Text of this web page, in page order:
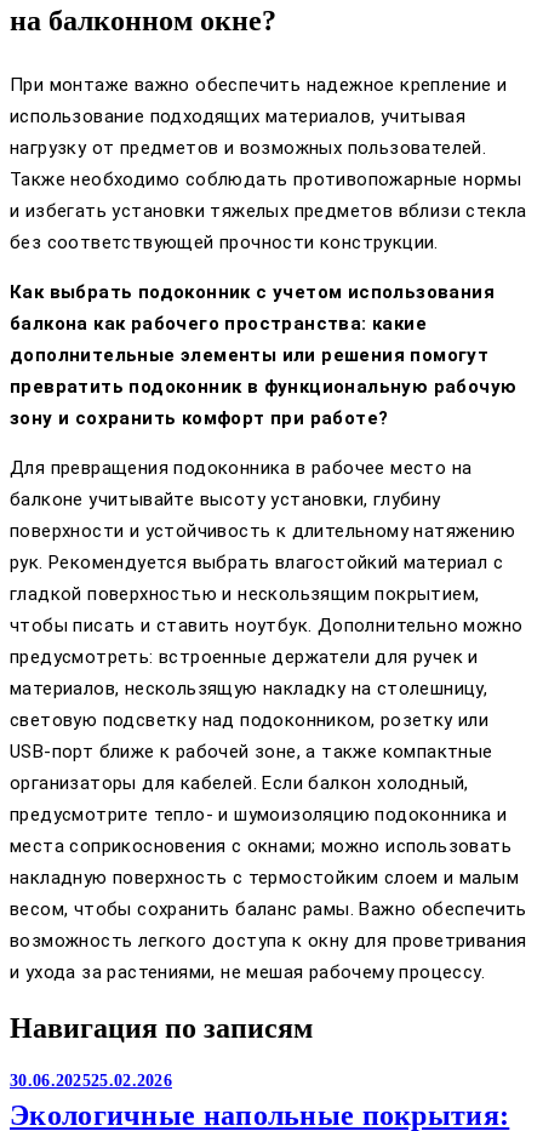
на балконном окне?
При монтаже важно обеспечить надежное крепление и
использование подходящих материалов, учитывая
нагрузку от предметов и возможных пользователей.
Также необходимо соблюдать противопожарные нормы
и избегать установки тяжелых предметов вблизи стекла
без соответствующей прочности конструкции.
Как выбрать подоконник с учетом использования
балкона как рабочего пространства: какие
дополнительные элементы или решения помогут
превратить подоконник в функциональную рабочую
зону и сохранить комфорт при работе?
Для превращения подоконника в рабочее место на
балконе учитывайте высоту установки, глубину
поверхности и устойчивость к длительному натяжению
рук. Рекомендуется выбрать влагостойкий материал с
гладкой поверхностью и нескользящим покрытием,
чтобы писать и ставить ноутбук. Дополнительно можно
предусмотреть: встроенные держатели для ручек и
материалов, нескользящую накладку на столешницу,
световую подсветку над подоконником, розетку или
USB-порт ближе к рабочей зоне, а также компактные
организаторы для кабелей. Если балкон холодный,
предусмотрите тепло- и шумоизоляцию подоконника и
места соприкосновения с окнами; можно использовать
накладную поверхность с термостойким слоем и малым
весом, чтобы сохранить баланс рамы. Важно обеспечить
возможность легкого доступа к окну для проветривания
и ухода за растениями, не мешая рабочему процессу.
Навигация по записям
30.06.202525.02.2026
Экологичные напольные покрытия: